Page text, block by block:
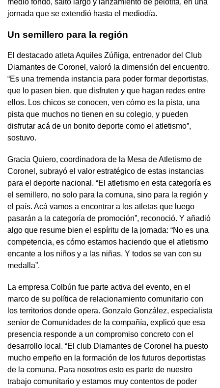
jornada que se extendió hasta el mediodía.
Un semillero para la región
El destacado atleta Aquiles Zúñiga, entrenador del Club
Diamantes de Coronel, valoró la dimensión del encuentro.
“Es una tremenda instancia para poder formar deportistas,
que lo pasen bien, que disfruten y que hagan redes entre
ellos. Los chicos se conocen, ven cómo es la pista, una
pista que muchos no tienen en su colegio, y pueden
disfrutar acá de un bonito deporte como el atletismo”,
sostuvo.
Gracia Quiero, coordinadora de la Mesa de Atletismo de
Coronel, subrayó el valor estratégico de estas instancias
para el deporte nacional. “El atletismo en esta categoría es
el semillero, no solo para la comuna, sino para la región y
el país. Acá vamos a encontrar a los atletas que luego
pasarán a la categoría de promoción”, reconoció. Y añadió
algo que resume bien el espíritu de la jornada: “No es una
competencia, es cómo estamos haciendo que el atletismo
encante a los niños y a las niñas. Y todos se van con su
medalla”.
La empresa Colbún fue parte activa del evento, en el
marco de su política de relacionamiento comunitario con
los territorios donde opera. Gonzalo González, especialista
senior de Comunidades de la compañía, explicó que esa
presencia responde a un compromiso concreto con el
desarrollo local. “El club Diamantes de Coronel ha puesto
mucho empeño en la formación de los futuros deportistas
de la comuna. Para nosotros esto es parte de nuestro
trabajo comunitario y estamos muy contentos de poder